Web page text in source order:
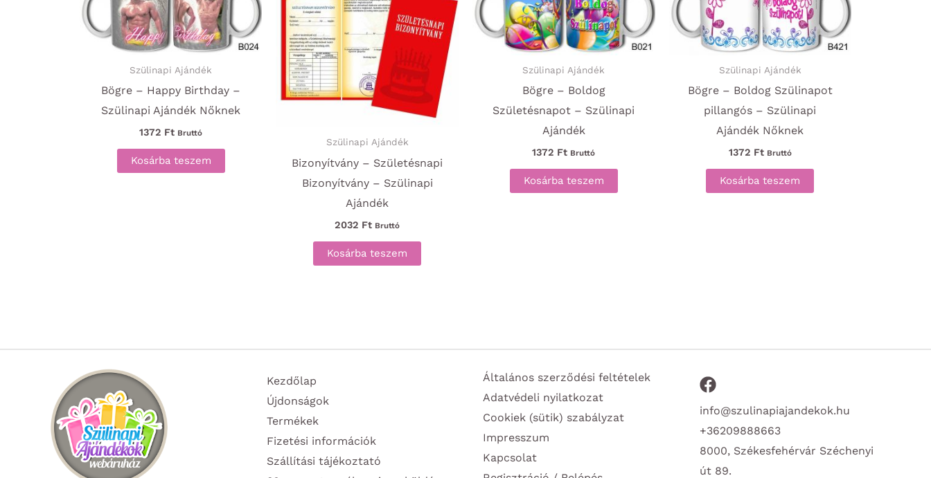
Szülinapi Ajándék
Bögre – Happy Birthday –
Szülinapi Ajándék Nőknek
1372 Ft Bruttó
Kosárba teszem
Szülinapi Ajándék
Bizonyítvány – Születésnapi
Bizonyítvány – Szülinapi
Ajándék
2032 Ft Bruttó
Kosárba teszem
Szülinapi Ajándék
Bögre – Boldog
Születésnapot – Szülinapi
Ajándék
1372 Ft Bruttó
Kosárba teszem
Szülinapi Ajándék
Bögre – Boldog Szülinapot
pillangós – Szülinapi
Ajándék Nőknek
1372 Ft Bruttó
Kosárba teszem
Kezdőlap
Újdonságok
Termékek
Fizetési információk
Szállítási tájékoztató
Általános szerződési feltételek
Adatvédeli nyilatkozat
Cookiek (sütik) szabályzat
Impresszum
Kapcsolat
info@szulinapiajandekok.hu
+36209888663
8000, Székesfehérvár Széchenyi
út 89.